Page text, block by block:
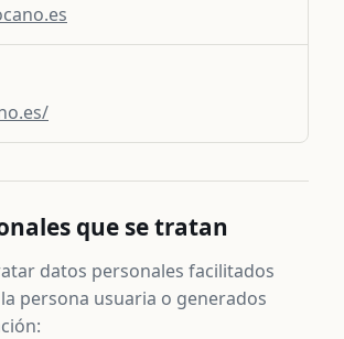
que se tratan
datos personales facilitados
persona usuaria o generados